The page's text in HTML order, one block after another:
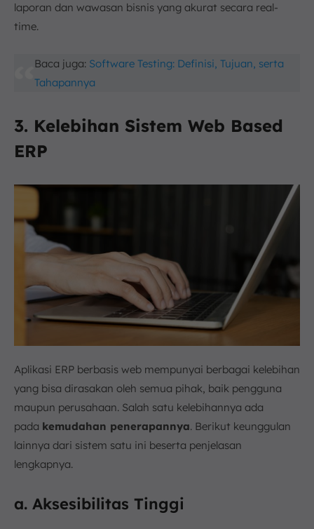
laporan dan wawasan bisnis yang akurat secara real-
time.
Baca juga: Software Testing: Definisi, Tujuan, serta
Tahapannya
3. Kelebihan Sistem Web Based
ERP
Aplikasi ERP berbasis web mempunyai berbagai kelebihan
yang bisa dirasakan oleh semua pihak, baik pengguna
maupun perusahaan. Salah satu kelebihannya ada
pada kemudahan penerapannya. Berikut keunggulan
lainnya dari sistem satu ini beserta penjelasan
lengkapnya.
a. Aksesibilitas Tinggi